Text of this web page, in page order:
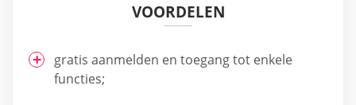
VOORDELEN
gratis aanmelden en toegang tot enkele
functies;